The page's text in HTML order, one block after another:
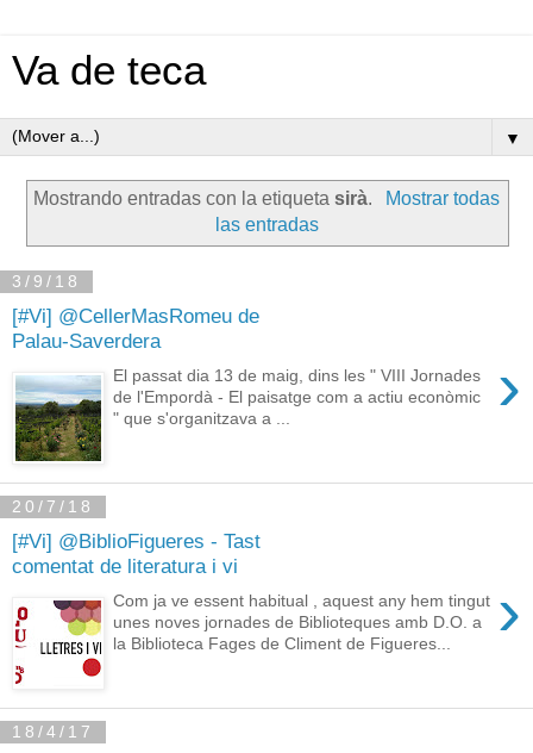
Va de teca
▼
Mostrando entradas con la etiquetasirà.
Mostrar todas
las entradas
3/9/18
[#Vi] @CellerMasRomeu de
Palau-Saverdera
›
El passat dia 13 de maig, dins les " VIII Jornades
de l'Empordà - El paisatge com a actiu econòmic
" que s'organitzava a ...
20/7/18
[#Vi] @BiblioFigueres - Tast
comentat de literatura i vi
›
Com ja ve essent habitual , aquest any hem tingut
unes noves jornades de Biblioteques amb D.O. a
la Biblioteca Fages de Climent de Figueres...
18/4/17